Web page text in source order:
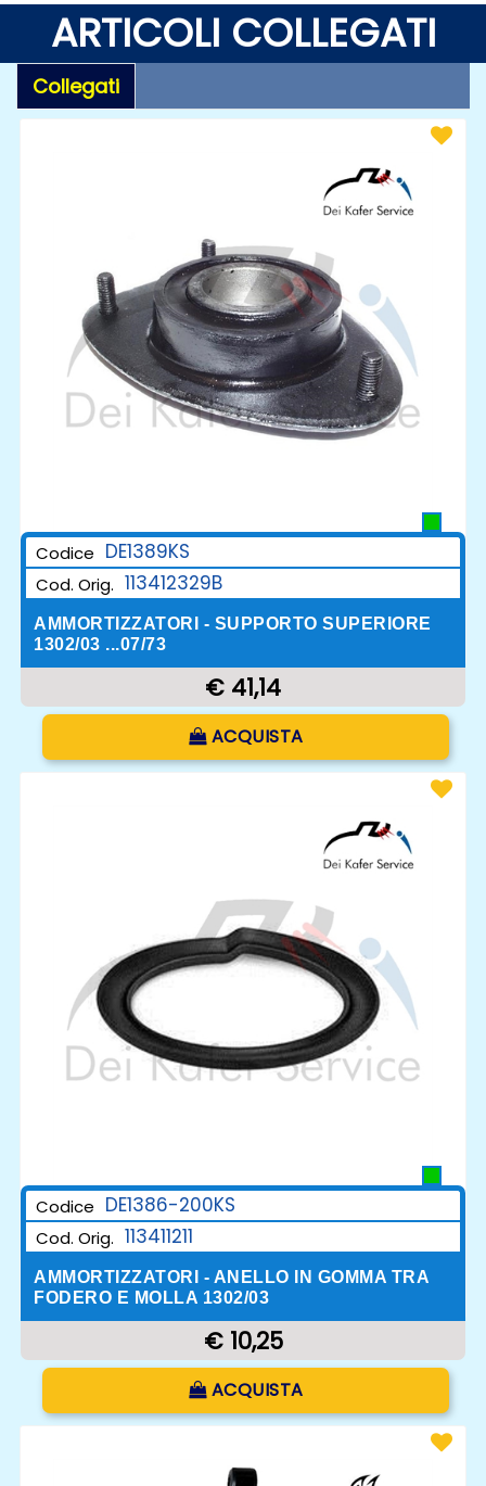
ARTICOLI COLLEGATI
Collegati
Codice DE1389KS
Cod. Orig. 113412329B
AMMORTIZZATORI - SUPPORTO SUPERIORE
1302/03 ...07/73
€ 41,14
ACQUISTA
Codice DE1386-200KS
Cod. Orig. 113411211
AMMORTIZZATORI - ANELLO IN GOMMA TRA
FODERO E MOLLA 1302/03
€ 10,25
Quantità
ACQUISTA